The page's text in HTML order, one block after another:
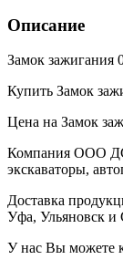
40000
Описание
Замок зажигания
Купить Замок
Цена на Замок
Компания ООО
экскаваторы,
Доставка
Уфа, Ульяновск и
У нас Вы можете